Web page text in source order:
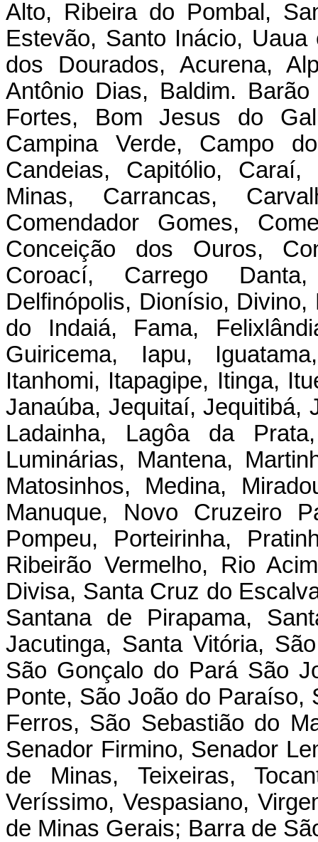
Alto, Ribeira do Pombal,
Estevão, Santo Inácio,
dos Dourados, Acurena,
Antônio Dias, Baldim.
Fortes, Bom Jesus do
Campina Verde, Campo
Candeias, Capitólio,
Minas, Carrancas,
Comendador Gomes,
Conceição dos Ouros,
Coroací, Carrego
Delfinópolis, Dionísio,
do Indaiá, Fama,
Guiricema, Iapu,
Itanhomi, Itapagipe, Itinga,
Janaúba, Jequitaí, Jequitibá,
Ladainha, Lagôa da
Luminárias, Mantena,
Matosinhos, Medina,
Manuque, Novo Cruzeiro
Pompeu, Porteirinha,
Ribeirão Vermelho, Rio
Divisa, Santa Cruz do
Santana de Pirapama,
Jacutinga, Santa Vitória,
São Gonçalo do Pará São
Ponte, São João do Paraíso,
Ferros, São Sebastião do
Senador Firmino, Senador
de Minas, Teixeiras,
Veríssimo, Vespasiano,
de Minas Gerais; Barra de